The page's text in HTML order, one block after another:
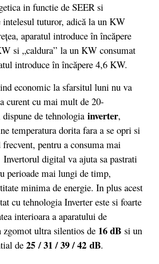
in functie de SEER si
tuturor, adică la un KW
aparatul introduce în încăpere
si „caldura” la un KW consumat
introduce în încăpere 4,6 KW.
economic la sfarsitul luni nu va
curent cu mai mult de 20-
de tehnologia inverter,
temperatura dorita fara a se opri si
pentru a consuma mai
Invertorul digital va ajuta sa pastrati
perioade mai lungi de timp,
minima de energie. In plus acest
cu tehnologia Inverter este si foarte
interioara a aparatului de
zgomot ultra silentios de 16 dB si un
de 25 / 31 / 39 / 42 dB.